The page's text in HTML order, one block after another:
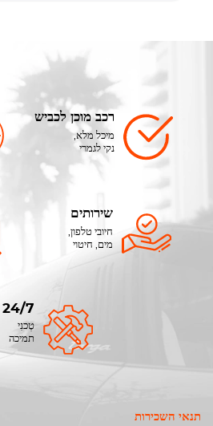
רכב מוכן לכביש
מיכל מלא,
נקי לגמרי
שירותים
חיובי טלפון,
מים, חיטוי
24/7
טֶכנִי
תמיכה
תנאי השכירות